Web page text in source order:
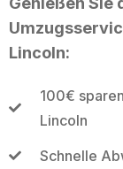
Lincoln:
100€
Lincoln
Schnelle